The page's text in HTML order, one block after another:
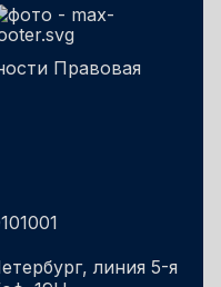
Правовая
линия 5-я